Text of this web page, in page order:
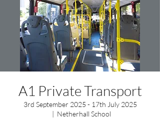
A1 Private Transport
3rd September 2025 - 17th July 2025
Netherhall School